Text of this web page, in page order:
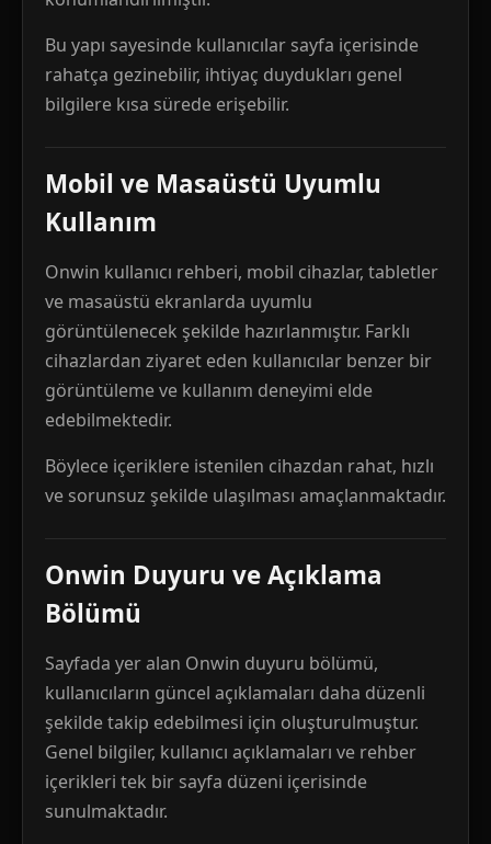
Bu yapı sayesinde kullanıcılar sayfa içerisinde
rahatça gezinebilir, ihtiyaç duydukları genel
bilgilere kısa sürede erişebilir.
Mobil ve Masaüstü Uyumlu
Kullanım
Onwin kullanıcı rehberi, mobil cihazlar, tabletler
ve masaüstü ekranlarda uyumlu
görüntülenecek şekilde hazırlanmıştır. Farklı
cihazlardan ziyaret eden kullanıcılar benzer bir
görüntüleme ve kullanım deneyimi elde
edebilmektedir.
Böylece içeriklere istenilen cihazdan rahat, hızlı
ve sorunsuz şekilde ulaşılması amaçlanmaktadır.
Onwin Duyuru ve Açıklama
Bölümü
Sayfada yer alan Onwin duyuru bölümü,
kullanıcıların güncel açıklamaları daha düzenli
şekilde takip edebilmesi için oluşturulmuştur.
Genel bilgiler, kullanıcı açıklamaları ve rehber
içerikleri tek bir sayfa düzeni içerisinde
sunulmaktadır.